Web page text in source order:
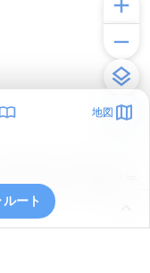
地図
ルート